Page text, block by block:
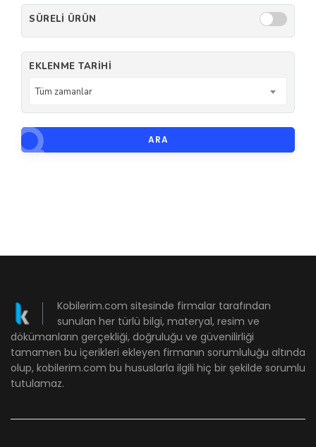
SÜRELI ÜRÜN
EKLENME TARIHI
Tüm zamanlar
ARA
Kobilerim.com sitesinde firmalar tarafından
sunulan her türlü bilgi, materyal, resim ve
dökümanların gerçekliği, doğruluğu ve güvenilirliği
tamamen bu içerikleri ekleyen firmanın sorumluluğu altında
olup, kobilerim.com bu hususlarla ilgili hiç bir şekilde sorumlu
tutulamaz.